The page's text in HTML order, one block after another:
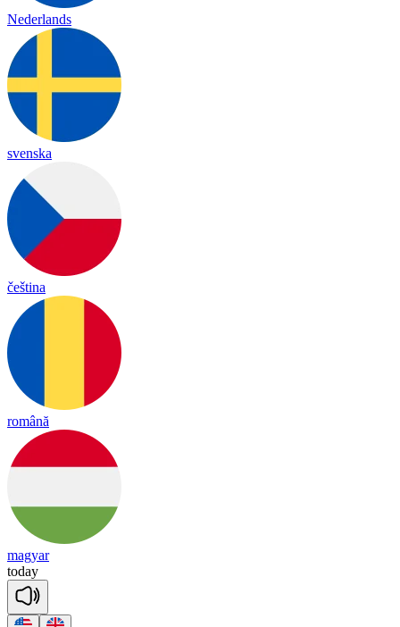
Nederlands
svenska
čeština
română
magyar
today